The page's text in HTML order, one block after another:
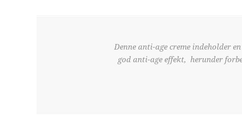
Denne anti-age creme indeholder
god anti-age effekt, herunder